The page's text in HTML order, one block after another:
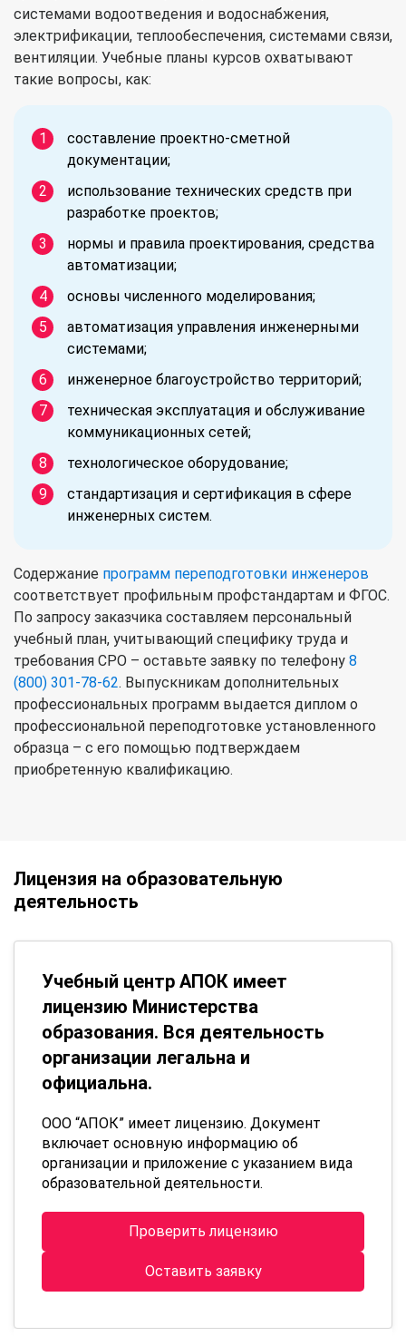
системами водоотведения и водоснабжения,
электрификации, теплообеспечения, системами связи,
вентиляции. Учебные планы курсов охватывают
такие вопросы, как:
составление проектно-сметной
документации;
использование технических средств при
разработке проектов;
нормы и правила проектирования, средства
автоматизации;
основы численного моделирования;
автоматизация управления инженерными
системами;
инженерное благоустройство территорий;
техническая эксплуатация и обслуживание
коммуникационных сетей;
технологическое оборудование;
стандартизация и сертификация в сфере
инженерных систем.
Содержание программ переподготовки инженеров
соответствует профильным профстандартам и ФГОС.
По запросу заказчика составляем персональный
учебный план, учитывающий специфику труда и
требования СРО – оставьте заявку по телефону 8
(800) 301-78-62. Выпускникам дополнительных
профессиональных программ выдается диплом о
профессиональной переподготовке установленного
образца – с его помощью подтверждаем
приобретенную квалификацию.
Лицензия на образовательную
деятельность
Учебный центр АПОК имеет
лицензию Министерства
образования. Вся деятельность
организации легальна и
официальна.
ООО “АПОК” имеет лицензию. Документ
включает основную информацию об
организации и приложение с указанием вида
образовательной деятельности.
Проверить лицензию
Оставить заявку